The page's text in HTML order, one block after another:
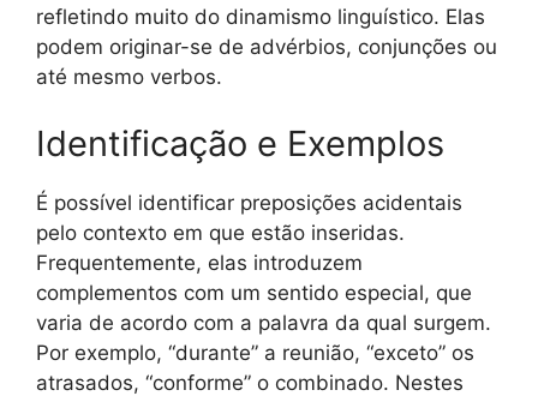
refletindo muito do dinamismo linguístico. Elas
podem originar-se de advérbios, conjunções ou
até mesmo verbos.
Identificação e Exemplos
É possível identificar preposições acidentais
pelo contexto em que estão inseridas.
Frequentemente, elas introduzem
complementos com um sentido especial, que
varia de acordo com a palavra da qual surgem.
Por exemplo, “durante” a reunião, “exceto” os
atrasados, “conforme” o combinado. Nestes